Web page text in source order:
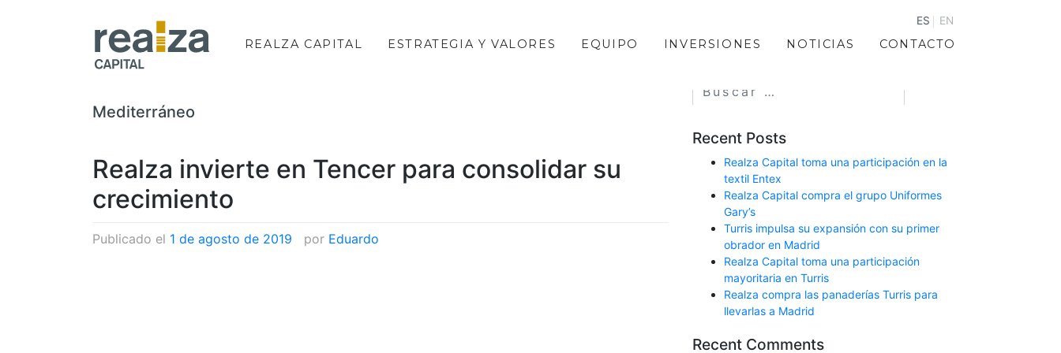
REALZA CAPITAL ESTRATEGIA Y VALORES EQUIPO INVERSIONES NOTICIAS CONTACTO
ES EN
Categoría:
Mediterráneo
Realza invierte en Tencer para consolidar su
crecimiento
Publicado el 1 de agosto de 2019 por Eduardo
Recent Posts
Realza Capital toma una participación en la
textil Entex
Realza Capital compra el grupo Uniformes
Gary’s
Turris impulsa su expansión con su primer
obrador en Madrid
Realza Capital toma una participación
mayoritaria en Turris
Realza compra las panaderías Turris para
llevarlas a Madrid
Recent Comments